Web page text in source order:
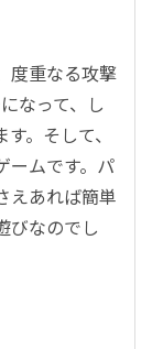
度重なる攻撃
なって、し
。そして、
ームです。パ
えあれば簡単
びなのでし